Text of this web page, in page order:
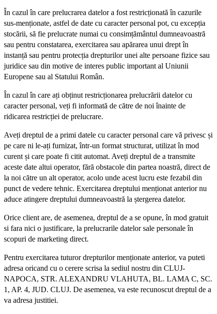
În cazul în care prelucrarea datelor a fost restricționată în cazurile
sus-menționate, astfel de date cu caracter personal pot, cu excepția
stocării, să fie prelucrate numai cu consimțământul dumneavoastră
sau pentru constatarea, exercitarea sau apărarea unui drept în
instanță sau pentru protecția drepturilor unei alte persoane fizice sau
juridice sau din motive de interes public important al Uniunii
Europene sau al Statului Român.
În cazul în care ați obținut restricționarea prelucrării datelor cu
caracter personal, veți fi informată de către de noi înainte de
ridicarea restricției de prelucrare.
Aveți dreptul de a primi datele cu caracter personal care vă privesc și
pe care ni le-ați furnizat, într-un format structurat, utilizat în mod
curent și care poate fi citit automat. Aveți dreptul de a transmite
aceste date altui operator, fără obstacole din partea noastră, direct de
la noi către un alt operator, acolo unde acest lucru este fezabil din
punct de vedere tehnic. Exercitarea dreptului menționat anterior nu
aduce atingere dreptului dumneavoastră la ștergerea datelor.
Orice client are, de asemenea, dreptul de a se opune, în mod gratuit
si fara nici o justificare, la prelucrarile datelor sale personale în
scopuri de marketing direct.
Pentru exercitarea tuturor drepturilor menționate anterior, va puteti
adresa oricand cu o cerere scrisa la sediul nostru din CLUJ-
NAPOCA, STR. ALEXANDRU VLAHUTA, BL. LAMA C, SC.
1, AP. 4, JUD. CLUJ. De asemenea, va este recunoscut dreptul de a
va adresa justitiei.